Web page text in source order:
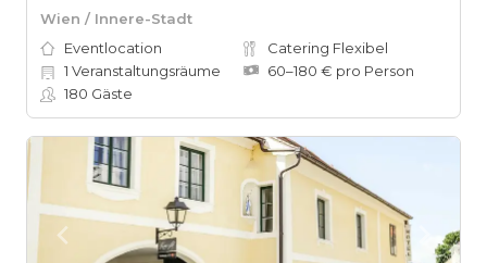
Wien / Innere-Stadt
Eventlocation
Catering Flexibel
1 Veranstaltungsräume
60–180 € pro Person
180 Gäste